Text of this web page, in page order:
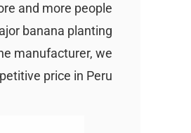
and more people
banana planting
manufacturer, we
price in Peru.